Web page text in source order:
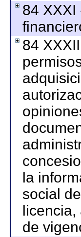
84 XXXI
84
la
social
licencia,
de